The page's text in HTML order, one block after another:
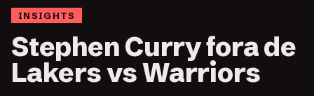
INSIGHTS
Stephen Curry fora de
Lakers vs Warriors